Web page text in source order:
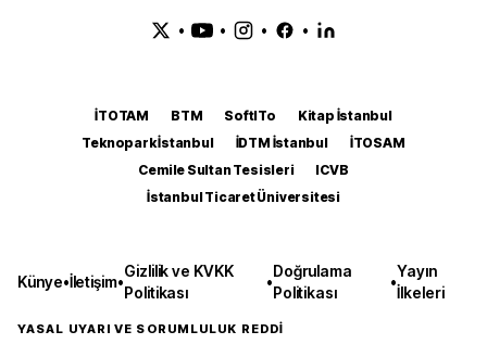
• • • •
İTOTAM BTM SoftITo
Kitap İstanbul
Teknopark İstanbul
İDTM İstanbul
İTOSAM
Cemile Sultan Tesisleri
ICVB
İstanbul Ticaret Üniversitesi
Künye•İletişim•
Gizlilik ve KVKK
Politikası
•
Doğrulama
Politikası
•
Yayın
İlkeleri
YASAL UYARI VE SORUMLULUK REDDİ